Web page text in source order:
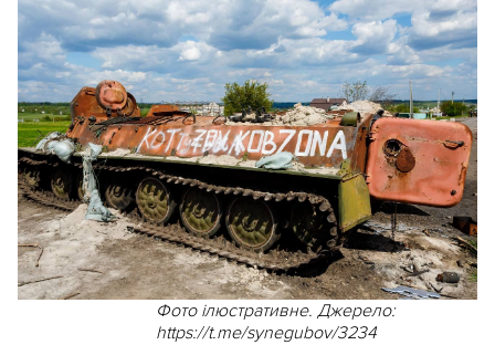
Фото ілюстративне. Джерело:
https://t.me/synegubov/3234